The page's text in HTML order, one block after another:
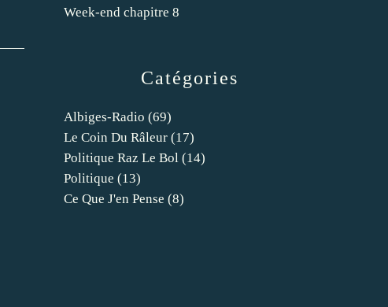
Catégories
Albiges-Radio (69)
Le Coin Du Râleur (17)
Politique Raz Le Bol (14)
Politique (13)
Ce Que J'en Pense (8)
Week-end chapitre 8